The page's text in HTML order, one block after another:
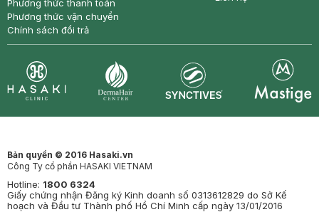
Phương thức thanh toán
Phương thức vận chuyển
Chính sách đổi trả
Bản quyền © 2016 Hasaki.vn
Công Ty cổ phần HASAKI VIETNAM
Hotline: 1800 6324
Giấy chứng nhận Đăng ký Kinh doanh số 0313612829 do Sở Kế
hoạch và Đầu tư Thành phố Hồ Chí Minh cấp ngày 13/01/2016